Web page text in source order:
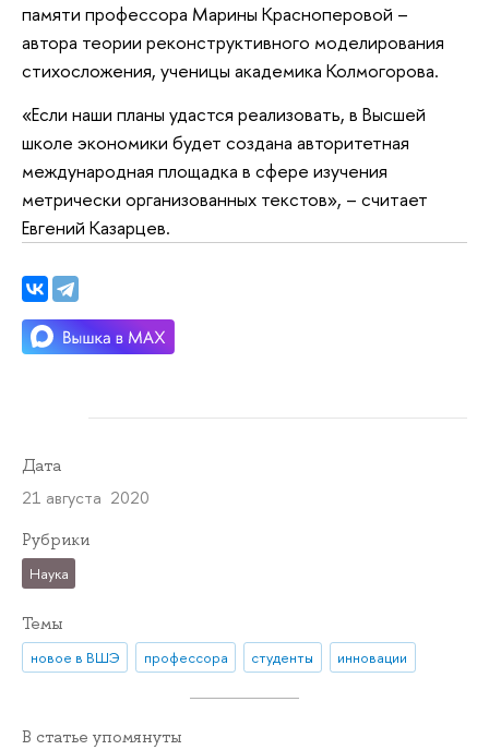
памяти профессора Марины Красноперовой –
автора теории реконструктивного моделирования
стихосложения, ученицы академика Колмогорова.
«Если наши планы удастся реализовать, в Высшей
школе экономики будет создана авторитетная
международная площадка в сфере изучения
метрически организованных текстов», – считает
Евгений Казарцев.
Дата
21 августа 2020
Рубрики
Наука
Темы
новое в ВШЭ профессора студенты инновации
В статье упомянуты